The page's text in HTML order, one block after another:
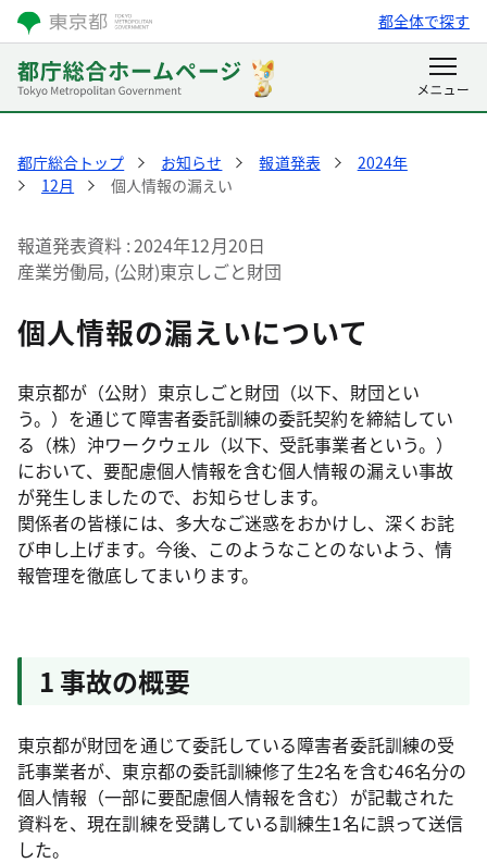
都全体で探す
都庁総合トップ お知らせ 報道発表
2024年
12月
個人情報の漏えい
報道発表資料 2024年12月20日
産業労働局, (公財)東京しごと財団
個人情報の漏えいについて
東京都が（公財）東京しごと財団（以下、財団とい
う。）を通じて障害者委託訓練の委託契約を締結してい
る（株）沖ワークウェル（以下、受託事業者という。）
において、要配慮個人情報を含む個人情報の漏えい事故
が発生しましたので、お知らせします。
関係者の皆様には、多大なご迷惑をおかけし、深くお詫
び申し上げます。今後、このようなことのないよう、情
報管理を徹底してまいります。
1 事故の概要
東京都が財団を通じて委託している障害者委託訓練の受
託事業者が、東京都の委託訓練修了生2名を含む46名分の
個人情報（一部に要配慮個人情報を含む）が記載された
資料を、現在訓練を受講している訓練生1名に誤って送信
した。